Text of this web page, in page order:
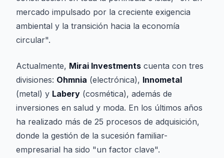
mercado impulsado por la creciente exigencia
ambiental y la transición hacia la economía
circular".
Actualmente, Mirai Investments cuenta con tres
divisiones: Ohmnia (electrónica), Innometal
(metal) y Labery (cosmética), además de
inversiones en salud y moda. En los últimos años
ha realizado más de 25 procesos de adquisición,
donde la gestión de la sucesión familiar-
empresarial ha sido "un factor clave".